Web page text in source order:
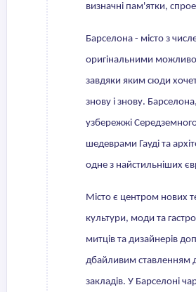
визначні пам'ятки,
Барселона - місто з
оригінальними
завдяки яким сюди
знову і знову.
узбережжі
шедеврами Гауді та
одне з найстильніших
Місто є центром нових
культури, моди та
митців та дизайнерів
дбайливим ставленням
закладів. У Барселоні